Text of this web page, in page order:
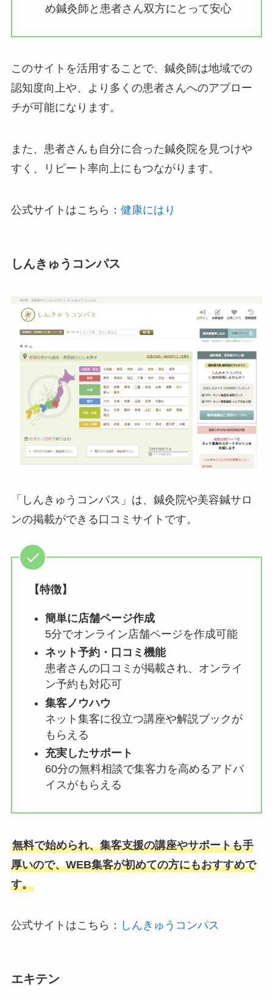
め鍼灸師と患者さん双方にとって安心
このサイトを活用することで、鍼灸師は地域での
認知度向上や、より多くの患者さんへのアプロー
チが可能になります。
また、患者さんも自分に合った鍼灸院を見つけや
すく、リピート率向上にもつながります。
公式サイトはこちら： 健康にはり
しんきゅうコンパス
「しんきゅうコンパス」は、鍼灸院や美容鍼サロ
ンの掲載ができる口コミサイトです。
【特徴】
簡単に店舗ページ作成
5分でオンライン店舗ページを作成可能
ネット予約・口コミ機能
患者さんの口コミが掲載され、オンライ
ン予約も対応可
集客ノウハウ
ネット集客に役立つ講座や解説ブックが
もらえる
充実したサポート
60分の無料相談で集客力を高めるアドバ
イスがもらえる
無料で始められ、集客支援の講座やサポートも手
厚いので、WEB集客が初めての方にもおすすめで
す。
公式サイトはこちら： しんきゅう コ ンパス
エキテン